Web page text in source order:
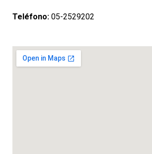
Teléfono: 05-2529202